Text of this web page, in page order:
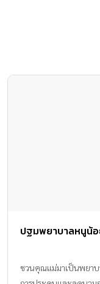
ปฐมพยาบาลหนูน้อ
ชวนคุณแม่มาเป็นพยาบ